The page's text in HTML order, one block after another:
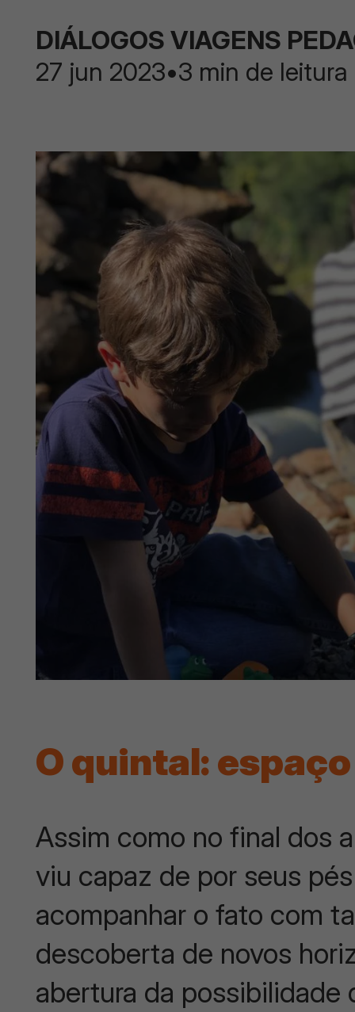
DIÁLOGOS VIAGENS
27 jun 2023•3 min de leitura
O quintal:
Assim como no final dos
viu capaz de por seus
acompanhar o fato com
descoberta de novos
abertura da possibilidade